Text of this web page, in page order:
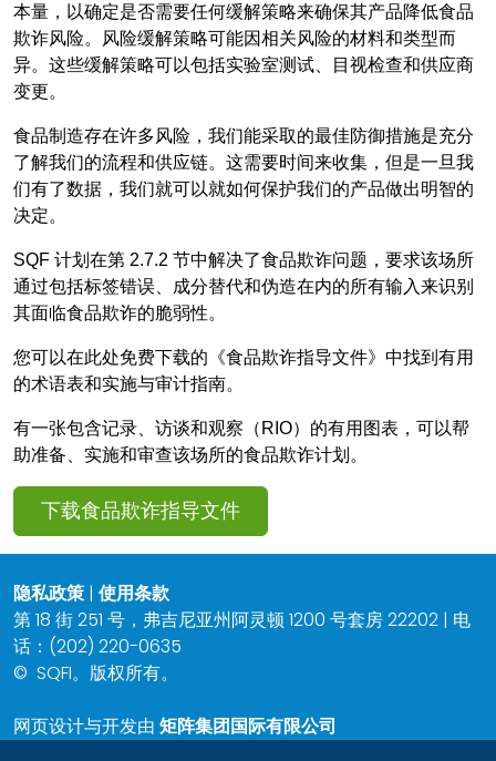
本量，以确定是否需要任何缓解策略来确保其产品降低食品
欺诈风险。风险缓解策略可能因相关风险的材料和类型而
异。这些缓解策略可以包括实验室测试、目视检查和供应商
变更。
食品制造存在许多风险，我们能采取的最佳防御措施是充分
了解我们的流程和供应链。这需要时间来收集，但是一旦我
们有了数据，我们就可以就如何保护我们的产品做出明智的
决定。
SQF 计划在第 2.7.2 节中解决了食品欺诈问题，要求该场所
通过包括标签错误、成分替代和伪造在内的所有输入来识别
其面临食品欺诈的脆弱性。
您可以在此处免费下载的《食品欺诈指导文件》中找到有用
的术语表和实施与审计指南。
有一张包含记录、访谈和观察（RIO）的有用图表，可以帮
助准备、实施和审查该场所的食品欺诈计划。
下载食品欺诈指导文件
隐私政策 | 使用条款
第 18 街 251 号，弗吉尼亚州阿灵顿 1200 号套房 22202 | 电
话：(202) 220-0635
© SQFI。版权所有。
网页设计与开发由 矩阵集团国际有限公司